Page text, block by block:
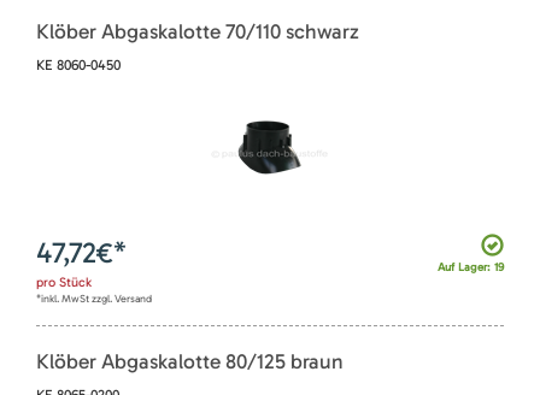
Klöber Abgaskalotte 70/110 schwarz
KE 8060-0450
Auf Lager: 19
47,72€*
pro Stück
*inkl. MwSt zzgl. Versand
Klöber Abgaskalotte 80/125 braun